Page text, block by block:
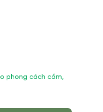
phong cách cắm,
Quý khách hàng